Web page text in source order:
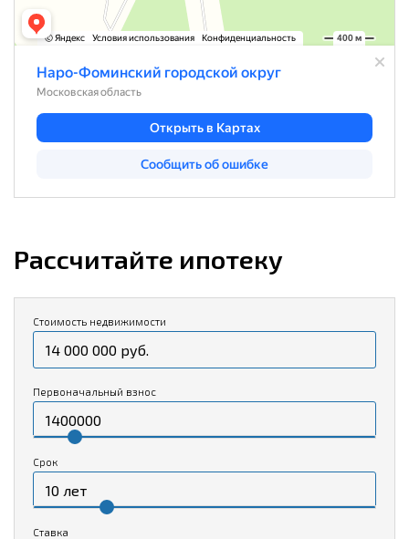
Рассчитайте ипотеку
Стоимость недвижимости
Первоначальный взнос
Срок
Ставка